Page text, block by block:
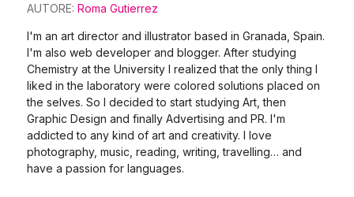
AUTORE: Roma Gutierrez
I'm an art director and illustrator based in Granada, Spain.
I'm also web developer and blogger. After studying
Chemistry at the University I realized that the only thing I
liked in the laboratory were colored solutions placed on
the selves. So I decided to start studying Art, then
Graphic Design and finally Advertising and PR. I'm
addicted to any kind of art and creativity. I love
photography, music, reading, writing, travelling… and
have a passion for languages.